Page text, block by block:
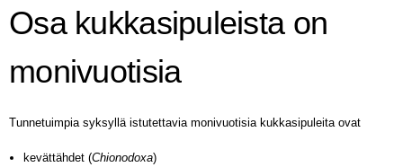
Osa kukkasipuleista on
monivuotisia
Tunnetuimpia syksyllä istutettavia monivuotisia kukkasipuleita ovat
kevättähdet (Chionodoxa)